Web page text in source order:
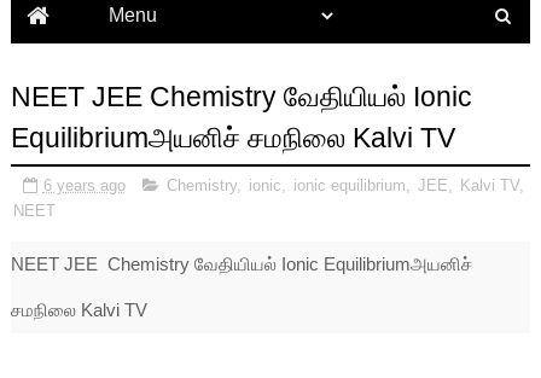
NEET JEE Chemistry வேதியியல் Ionic
Equilibriumஅயனிச் சமநிலை Kalvi TV
6 years ago Chemistry, ionic ionic equilibrium JEE Kalvi TV,
NEET
NEET JEE Chemistry வேதியியல் Ionic Equilibriumஅயனிச்
சமநிலை Kalvi TV